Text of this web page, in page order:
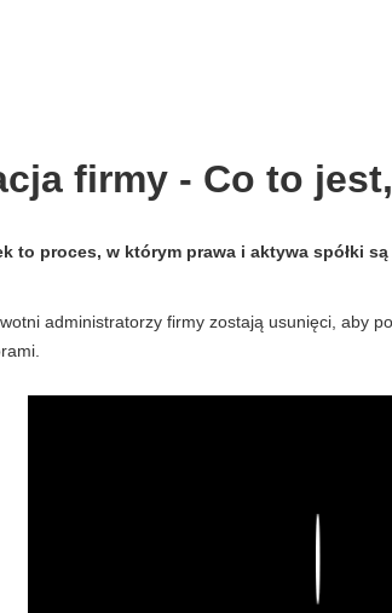
firmy - Co to
to proces, w którym prawa i aktywa spółki
administratorzy firmy zostają usunięci, aby